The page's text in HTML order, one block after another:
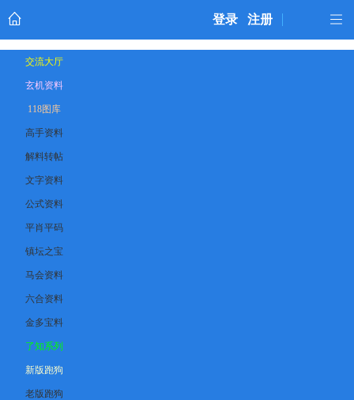
登录 注册
交流大厅
玄机资料
118图库
高手资料
解料转帖
文字资料
公式资料
平肖平码
镇坛之宝
马会资料
六合资料
金多宝料
了知系列
新版跑狗
老版跑狗